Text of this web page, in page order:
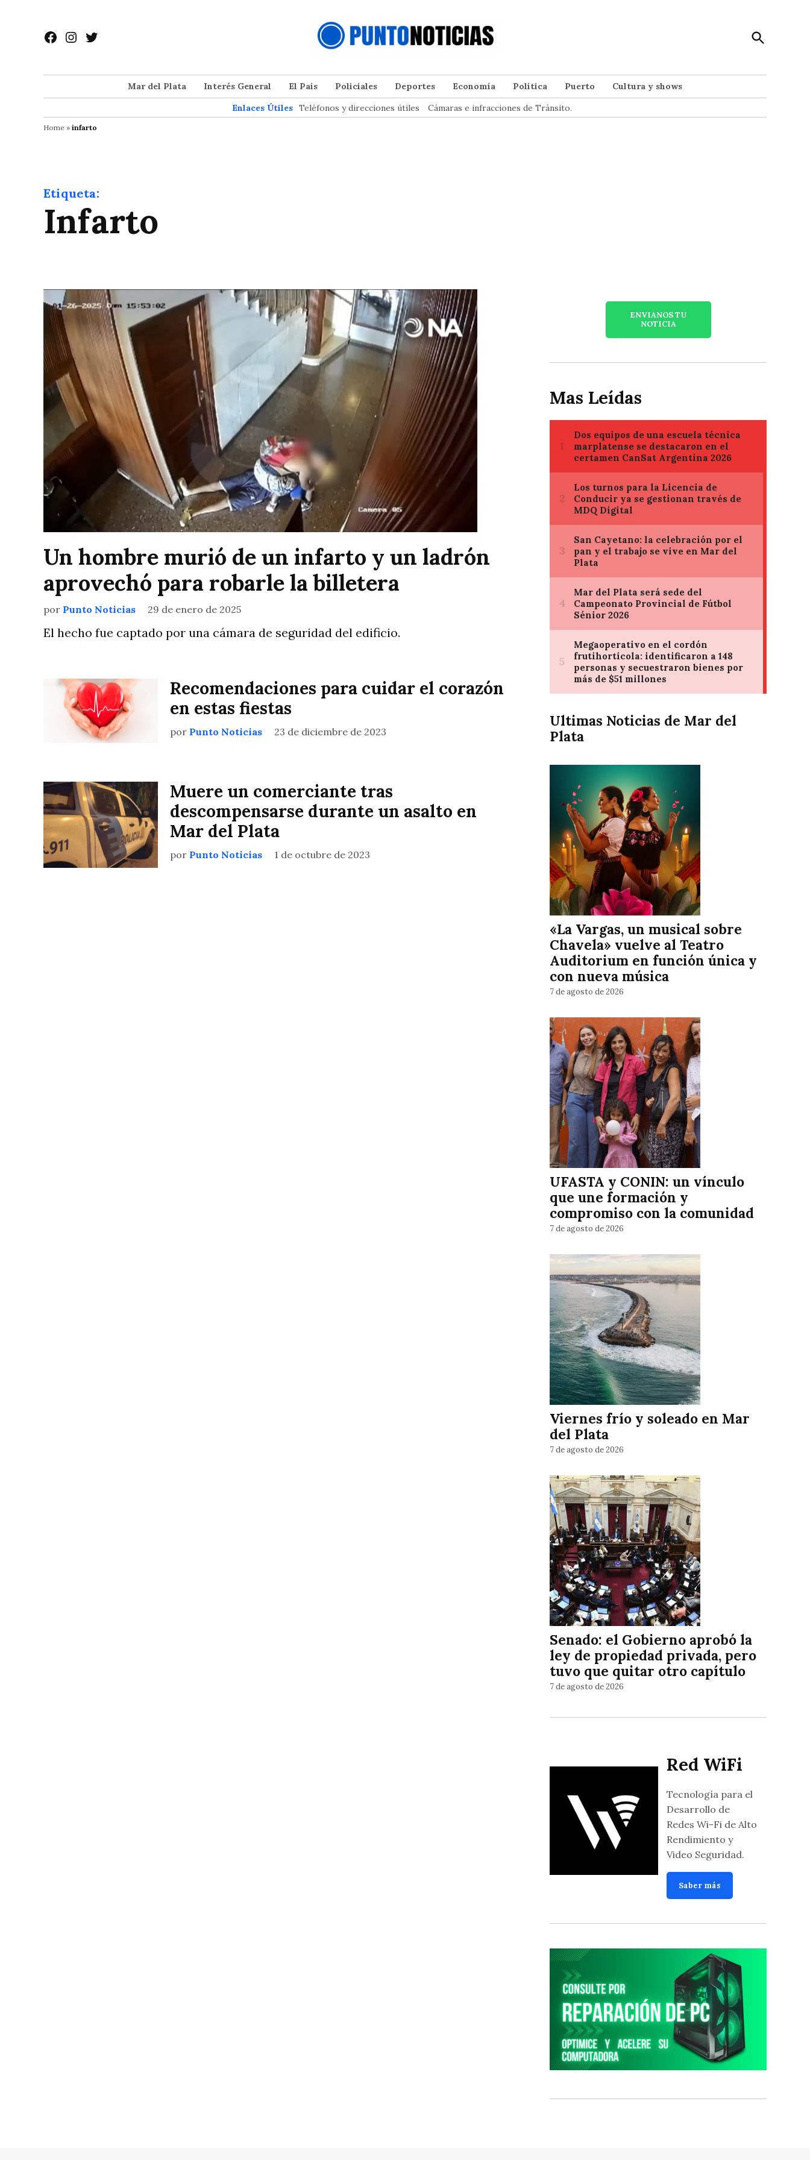
contenido
Facebook
Instagram
Twitter
Open
Search
Mar del Plata Interés General El País Policiales Deportes Economía Política Puerto
Cultura y shows
Enlaces Útiles Teléfonos y direcciones útiles Cámaras e infracciones de Tránsito.
Home » infarto
Etiqueta:
infarto
Un hombre murió de un infarto y un ladrón
aprovechó para robarle la billetera
por Punto Noticias 29 de enero de 2025
El hecho fue captado por una cámara de seguridad del edificio.
Recomendaciones para cuidar el corazón
en estas fiestas
por Punto Noticias 23 de diciembre de 2023
Muere un comerciante tras
descompensarse durante un asalto en
Mar del Plata
por Punto Noticias 1 de octubre de 2023
ENVIANOS TU
NOTICIA
Mas Leídas
Ultimas Noticias de Mar del
Plata
«La Vargas, un musical sobre
Chavela» vuelve al Teatro
Auditorium en función única y
con nueva música
7 de agosto de 2026
UFASTA y CONIN: un vínculo
que une formación y
compromiso con la comunidad
7 de agosto de 2026
Viernes frío y soleado en Mar
del Plata
7 de agosto de 2026
Senado: el Gobierno aprobó la
ley de propiedad privada, pero
tuvo que quitar otro capítulo
7 de agosto de 2026
Red WiFi
Tecnología para el
Desarrollo de
Redes Wi-Fi de Alto
Rendimiento y
Video Seguridad.
Saber más